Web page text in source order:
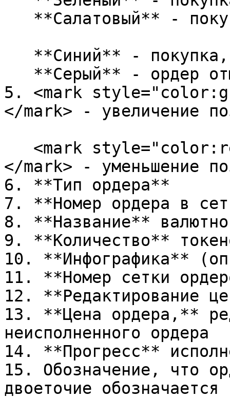
5. <mark
</mark> - увеличение
</mark> - уменьшение
6. **Тип ордера**
7. **Номер ордера в
8. **Название**
9. **Количество**
10. **Инфографика**
11. **Номер сетки
12. **Редактирование
13. **Цена ордера,**
неисполненного ордера
14. **Прогресс**
15. Обозначение, что
двоеточие